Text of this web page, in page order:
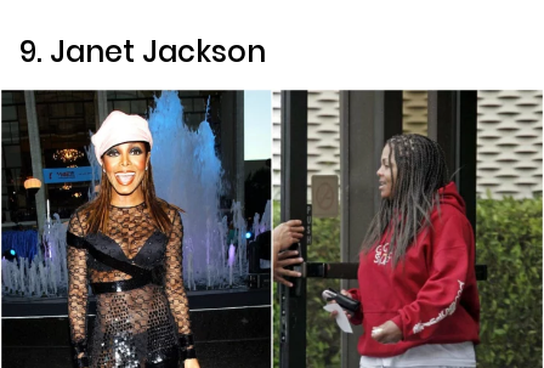
9. Janet Jackson